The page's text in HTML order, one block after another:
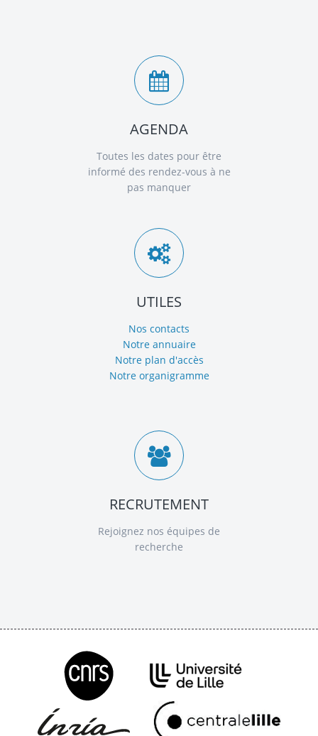
AGENDA
Toutes les dates pour être
informé des rendez-vous à ne
pas manquer
UTILES
Nos contacts
Notre annuaire
Notre plan d'accès
Notre organigramme
RECRUTEMENT
Rejoignez nos équipes de
recherche